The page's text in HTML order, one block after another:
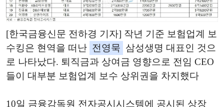
[한국금융신문 전하경 기자] 작년 기준 보험업계 보
수킹은 현역을 떠난 전영묵 삼성생명 대표인 것으
로 나타났다. 퇴직금과 상여금 영향으로 전임 CEO
들이 대부분 보험업계 보수 상위권을 차지했다
10일 금융감독원 전자공시시스템에 공시된 상장